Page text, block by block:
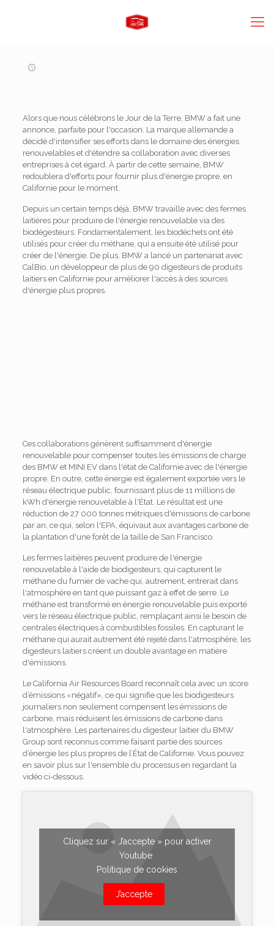
Alors que nous célébrons le Jour de la Terre, BMW a fait une
annonce, parfaite pour l'occasion. La marque allemande a
décidé d'intensifier ses efforts dans le domaine des énergies
renouvelables et d'étendre sa collaboration avec diverses
entreprises à cet égard. À partir de cette semaine, BMW
redoublera d'efforts pour fournir plus d'énergie propre, en
Californie pour le moment.
Depuis un certain temps déjà, BMW travaille avec des fermes
laitières pour produire de l'énergie renouvelable via des
biodégesteurs. Fondamentalement, les biodéchets ont été
utilisés pour créer du méthane, qui a ensuite été utilisé pour
créer de l'énergie. De plus, BMW a lancé un partenariat avec
CalBio, un développeur de plus de 90 digesteurs de produits
laitiers en Californie pour améliorer l'accès à des sources
d'énergie plus propres.
Ces collaborations génèrent suffisamment d'énergie
renouvelable pour compenser toutes les émissions de charge
des BMW et MINI EV dans l'état de Californie avec de l'énergie
propre. En outre, cette énergie est également exportée vers le
réseau électrique public, fournissant plus de 11 millions de
kWh d'énergie renouvelable à l'État. Le résultat est une
réduction de 27 000 tonnes métriques d'émissions de carbone
par an, ce qui, selon l'EPA, équivaut aux avantages carbone de
la plantation d'une forêt de la taille de San Francisco.
Les fermes laitières peuvent produire de l'énergie
renouvelable à l'aide de biodigesteurs, qui capturent le
méthane du fumier de vache qui, autrement, entrerait dans
l'atmosphère en tant que puissant gaz à effet de serre. Le
méthane est transformé en énergie renouvelable puis exporté
vers le réseau électrique public, remplaçant ainsi le besoin de
centrales électriques à combustibles fossiles. En capturant le
méthane qui aurait autrement été rejeté dans l'atmosphère, les
digesteurs laitiers créent un double avantage en matière
d'émissions.
Le California Air Resources Board reconnaît cela avec un score
d’émissions «négatif», ce qui signifie que les biodigesteurs
journaliers non seulement compensent les émissions de
carbone, mais réduisent les émissions de carbone dans
l'atmosphère. Les partenaires du digesteur laitier du BMW
Group sont reconnus comme faisant partie des sources
d’énergie les plus propres de l’État de Californie. Vous pouvez
en savoir plus sur l'ensemble du processus en regardant la
vidéo ci-dessous.
Cliquez sur « J’accepte » pour activer
Youtube
Politique de cookies
J’accepte